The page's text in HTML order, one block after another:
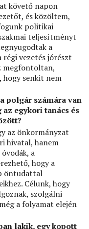
követő napon
és közöltem,
politikai
teljesítményt
a
régi vezetés jórészt
megfontoltan,
senkit nem
polgár számára van
egykori tanács és
az önkormányzat
hivatal, hanem
a
hogy a
öntudattal
Célunk, hogy
szolgálni
a folyamat elején
lakik, egy kopott